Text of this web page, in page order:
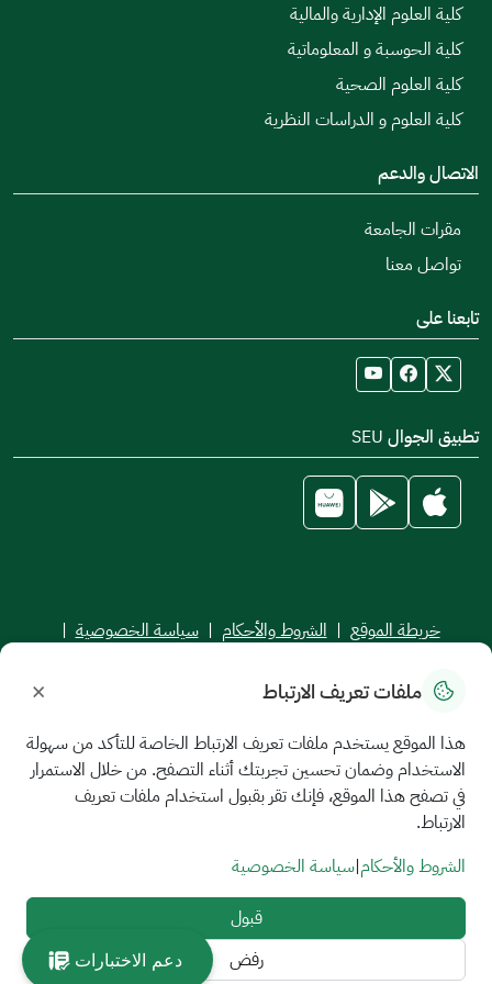
كلية العلوم الإدارية والمالية
كلية الحوسبة و المعلوماتية
كلية العلوم الصحية
كلية العلوم و الدراسات النظرية
الاتصال والدعم
مقرات الجامعة
تواصل معنا
تابعنا على
تطبيق الجوال SEU
خريطة الموقع | الشروط والأحكام | سياسة الخصوصية |
جميع الحقوق محفوظة للجامعة السعودية الإلكترونية © 2026
تم تطويره وصيانته بواسطة الجامعة السعودية الإلكترونية
ملفات تعريف الارتباط ×
هذا الموقع يستخدم ملفات تعريف الارتباط الخاصة للتأكد من سهولة
الاستخدام وضمان تحسين تجربتك أثناء التصفح. من خلال الاستمرار
في تصفح هذا الموقع، فإنك تقر بقبول استخدام ملفات تعريف
الارتباط.
الشروط والأحكام|سياسة الخصوصية
قبول
رفض
دعم الاختبارات